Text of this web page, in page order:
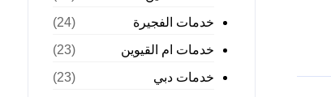
خدمات الفجيرة
(24)
خدمات ام القيوين
(23)
خدمات دبي
(23)